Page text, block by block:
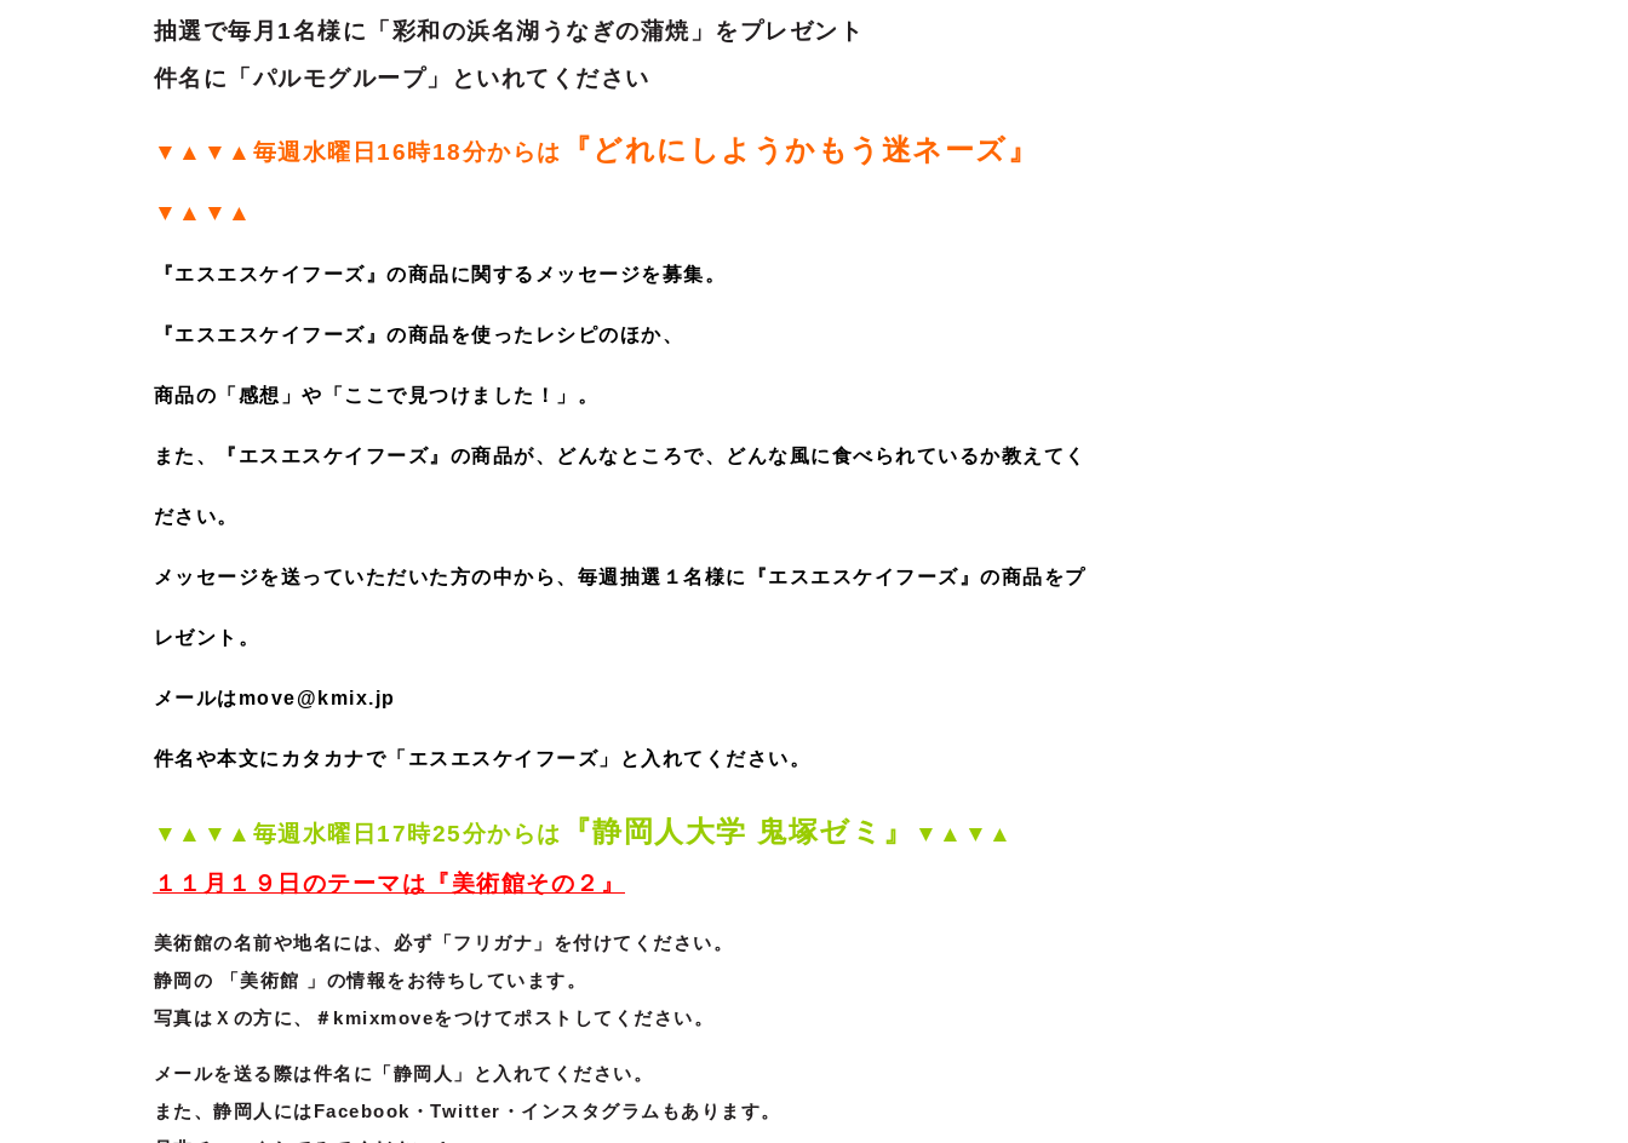
抽選で毎月1名様に「彩和の浜名湖うなぎの蒲焼」をプレゼント
件名に「パルモグループ」といれてください
▼▲▼▲毎週水曜日16時18分からは 『どれにしようかもう迷ネーズ』
▼▲▼▲
『エスエスケイフーズ』の商品に関するメッセージを募集。
『エスエスケイフーズ』の商品を使ったレシピのほか、
商品の「感想」や「ここで見つけました！」。
また、『エスエスケイフーズ』の商品が、どんなところで、どんな風に食べられているか教えてく
ださい。
メッセージを送っていただいた方の中から、毎週抽選１名様に『エスエスケイフーズ』の商品をプ
レゼント。
メールはmove@kmix.jp
件名や本文にカタカナで「エスエスケイフーズ」と入れてください。
▼▲▼▲毎週水曜日17時25分からは 『静岡人大学 鬼塚ゼミ』
▼▲▼▲
１１月１９日のテーマは『美術館その２』
美術館の名前や地名には、必ず「フリガナ」を付けてください。
静岡の 「美術館 」の情報をお待ちしています。
写真はＸの方に、＃kmixmoveをつけてポストしてください。
メールを送る際は件名に「静岡人」と入れてください。
また、静岡人にはFacebook・Twitter・インスタグラムもあります。